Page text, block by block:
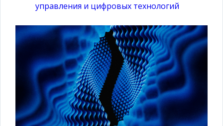
управления и цифровых технологий